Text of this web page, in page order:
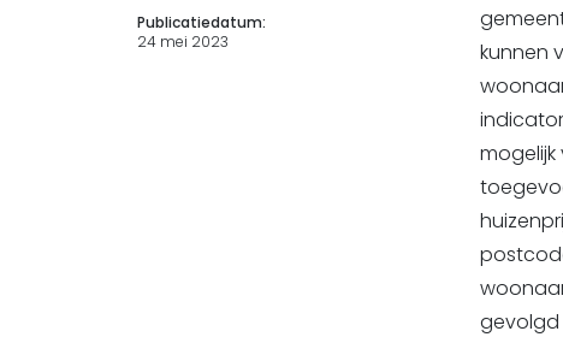
Publicatiedatum:
24 mei 2023
kunnen
gevolgd